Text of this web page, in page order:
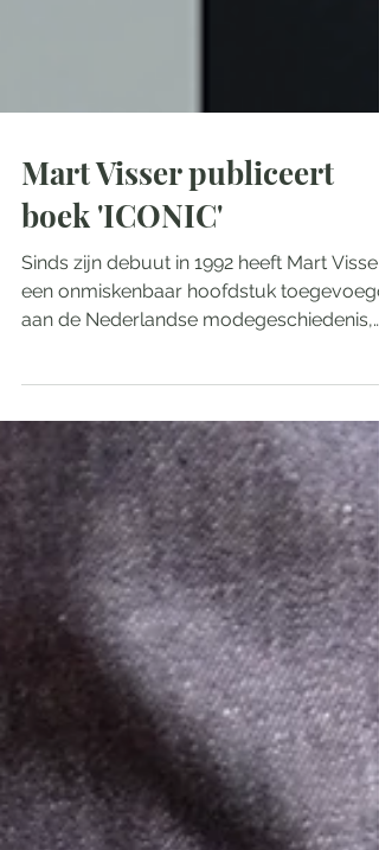
Mart Visser publiceert
boek 'ICONIC'
Sinds zijn debuut in 1992 heeft Mart Visser
een onmiskenbaar hoofdstuk toegevoegd
doet. Voor Mart is haute couture geen
decoratie, maar architectuur. Met passie
een scherp gevoel voor vorm en lijn
hij al decennialang de vrouw op een
voetstuk. Het boek Iconic is een ode aan
oeuvre. In de zomer en herfst van 2025
werd een selectie van 900 unieke couture
stukken opnieuw tot leven gewekt,